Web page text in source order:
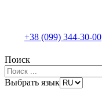
+38 (099) 344-30-00
Поиск
Выбрать язык